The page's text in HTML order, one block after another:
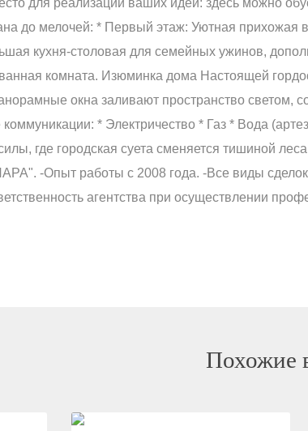
для реализации ваших идей: здесь можно
до мелочей: * Первый этаж: Уютная прихожая
кухня-столовая для семейных ужинов,
комната. Изюминка дома Настоящей
окна заливают пространство светом,
* Электричество * Газ * Вода
где городская суета сменяется тишиной
-Опыт работы с 2008 года. -Все виды
агентства при осуществлении
Похожие